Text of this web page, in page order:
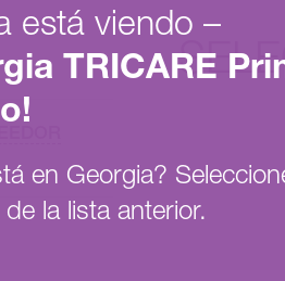
está viendo –
TRICARE
!
en Georgia?
la lista anterior.